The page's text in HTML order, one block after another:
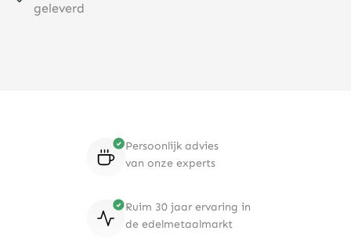
geleverd
Persoonlijk advies
van onze experts
Ruim 30 jaar ervaring in
de edelmetaalmarkt